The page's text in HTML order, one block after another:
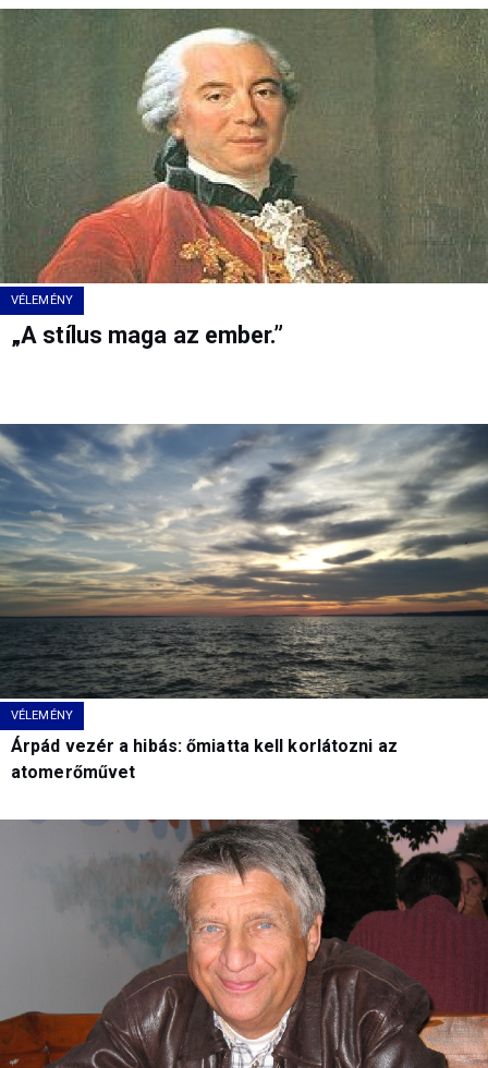
VÉLEMÉNY
„A stílus maga az ember.”
VÉLEMÉNY
Árpád vezér a hibás: őmiatta kell korlátozni az
atomerőművet